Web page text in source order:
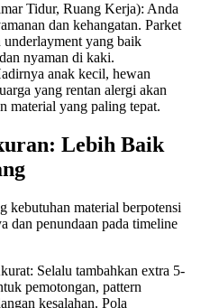
Tidur, Ruang Kerja): Anda
dan kehangatan. Parket
yang baik
nyaman di kaki.
anak kecil, hewan
yang rentan alergi akan
material yang paling tepat.
Lebih Baik
kebutuhan material berpotensi
dan penundaan pada timeline
Selalu tambahkan extra 5-
pemotongan, pattern
kesalahan. Pola